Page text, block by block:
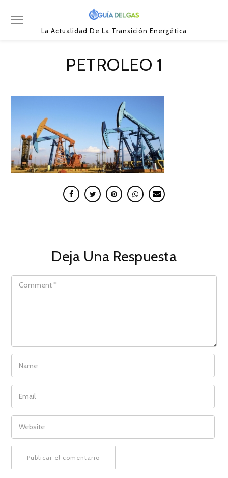
La Actualidad De La Transición Energética
PETROLEO 1
Deja Una Respuesta
COMMENT
NAME
EMAIL
WEBSITE